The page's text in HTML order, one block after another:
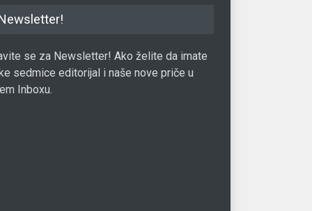
se za Newsletter! Ako želite da imate
sedmice editorijal i naše nove priče u
Inboxu.